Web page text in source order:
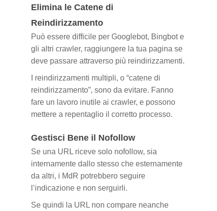
Elimina le Catene di
Reindirizzamento
Può essere difficile per Googlebot, Bingbot e
gli altri crawler, raggiungere la tua pagina se
deve passare attraverso più reindirizzamenti.
I reindirizzamenti multipli, o “catene di
reindirizzamento”, sono da evitare. Fanno
fare un lavoro inutile ai crawler, e possono
mettere a repentaglio il corretto processo.
Gestisci Bene il Nofollow
Se una URL riceve solo nofollow, sia
internamente dallo stesso che esternamente
da altri, i MdR potrebbero seguire
l’indicazione e non serguirli.
Se quindi la URL non compare neanche